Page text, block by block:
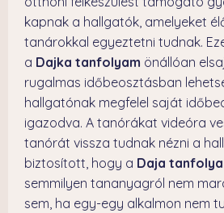
kapnak a hallgatók, amelyeket
tanárokkal egyeztetni tudnak.
a Dajka tanfolyam önállóan
rugalmas időbeosztásban
hallgatónak megfelel saját
igazodva. A tanórákat videóra
tanórát vissza tudnak nézni a
biztosított, hogy a Daja
semmilyen tananyagról nem
sem, ha egy-egy alkalmon nem